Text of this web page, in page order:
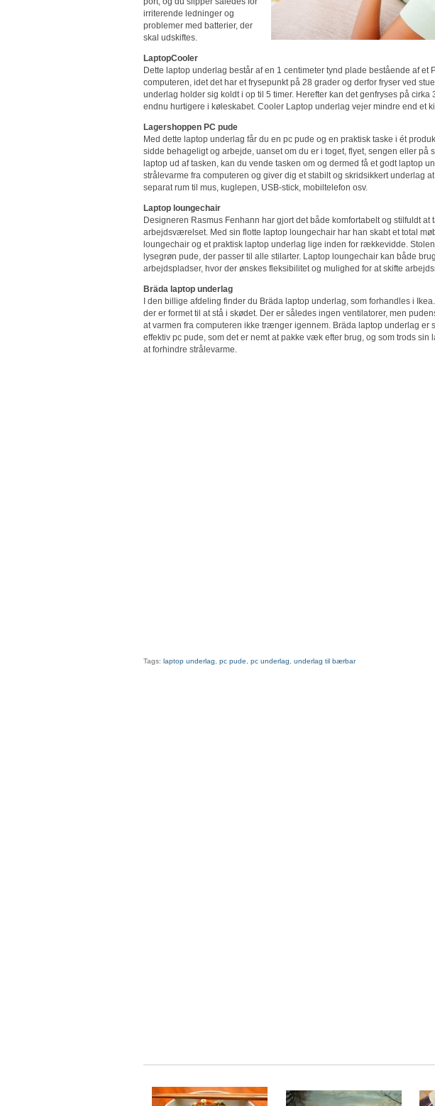
irriterende ledninger og
problemer med batterier, der
skal udskiftes.
LaptopCooler
Dette laptop underlag består af en 1 centimeter tynd plade bestående af et
computeren, idet det har et frysepunkt på 28 grader og derfor fryser ved
underlag holder sig koldt i op til 5 timer. Herefter kan det genfryses på cirka
endnu hurtigere i køleskabet. Cooler Laptop underlag vejer mindre end et
Lagershoppen PC pude
Med dette laptop underlag får du en pc pude og en praktisk taske i ét
sidde behageligt og arbejde, uanset om du er i toget, flyet, sengen eller på
laptop ud af tasken, kan du vende tasken om og dermed få et godt laptop
strålevarme fra computeren og giver dig et stabilt og skridsikkert underlag
separat rum til mus, kuglepen, USB-stick, mobiltelefon osv.
Laptop loungechair
Designeren Rasmus Fenhann har gjort det både komfortabelt og stilfuldt at
arbejdsværelset. Med sin flotte laptop loungechair har han skabt et total
loungechair og et praktisk laptop underlag lige inden for rækkevidde.
lysegrøn pude, der passer til alle stilarter. Laptop loungechair kan både
arbejdspladser, hvor der ønskes fleksibilitet og mulighed for at skifte
Bräda laptop underlag
I den billige afdeling finder du Bräda laptop underlag, som forhandles i
der er formet til at stå i skødet. Der er således ingen ventilatorer, men
at varmen fra computeren ikke trænger igennem. Bräda laptop underlag er
effektiv pc pude, som det er nemt at pakke væk efter brug, og som trods sin
at forhindre strålevarme.
Tags: laptop underlag pc pude pc underlag underlag til bærbar